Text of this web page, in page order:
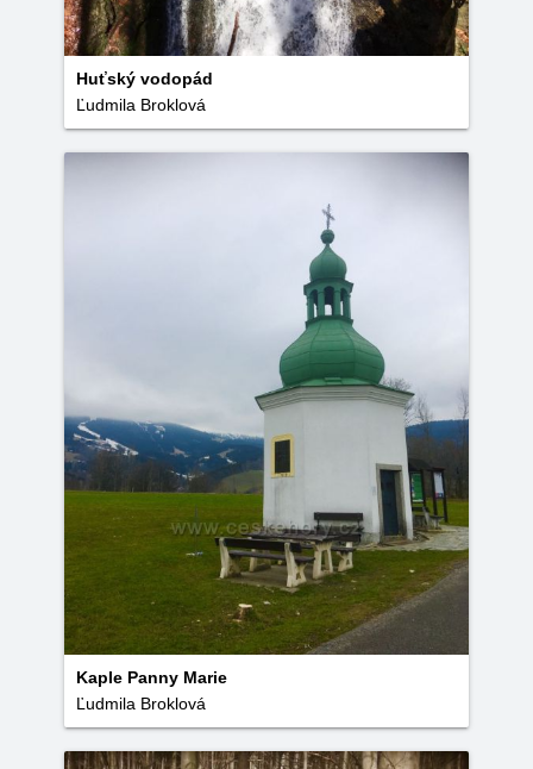
Huťský vodopád
Ľudmila Broklová
Kaple Panny Marie
Ľudmila Broklová